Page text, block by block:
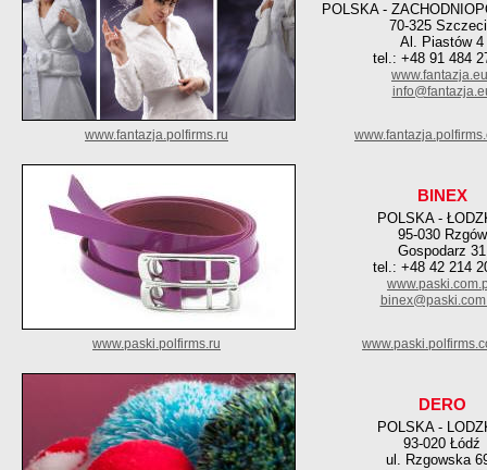
POLSKA -
70-325
Al. Piastów 4
tel.: +48 91 484
www.fantazja.eu
www.fantazja.polfirms.ru
BINEX
POLSKA -
95-030 Rzgów
Gospodarz 31
tel.: +48 42 214
www.paski.polfirms.ru
DERO
POLSKA -
93-020 Łódź
ul. Rzgowska